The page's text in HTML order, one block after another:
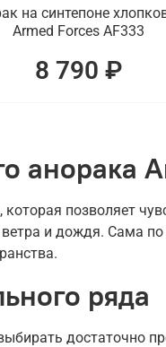
на синтепоне
Armed Forces AF333
8 790 ₽
анорака
позволяет
и дождя. Сама
ряда
достаточно